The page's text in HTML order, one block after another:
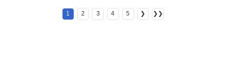
1 2 3 4 5 ❯ ❯❯